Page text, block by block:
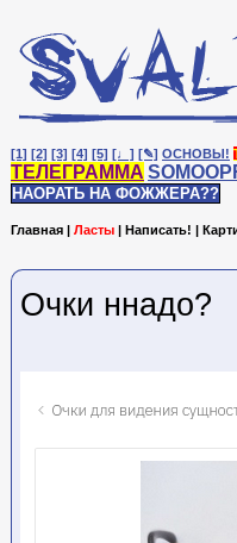
[1] [2] [3] [4] [5] [♩] [✎] ОСНОВЫ!
ТЕЛЕГРАММА
НАОРАТЬ НА ФОЖЖЕРА??
Главная | Ласты | Написать! |
Очки ннадо?